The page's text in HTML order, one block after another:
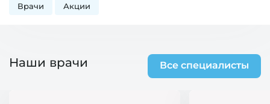
Врачи Акции
Наши врачи Все специалисты